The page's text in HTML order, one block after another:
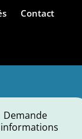
Contact
Demande